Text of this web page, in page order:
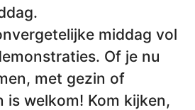
middag vol
Of je nu
met gezin of
is welkom! Kom kijken,